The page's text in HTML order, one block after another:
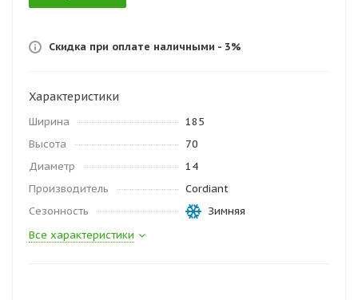
Скидка при оплате наличными - 3%
Характеристики
Ширина
185
Высота
70
Диаметр
14
Производитель
Cordiant
Сезонность
Зимняя
Все характеристики